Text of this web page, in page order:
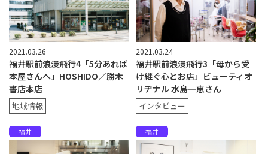
2021.03.26
福井駅前浪漫飛行4「5分あれば
本屋さんへ」HOSHIDO／勝木
書店本店
地域情報
2021.03.24
福井駅前浪漫飛行3「母から受
け継ぐ心とお店」ビューティオ
リヂナル 水島一恵さん
インタビュー
福井 福井